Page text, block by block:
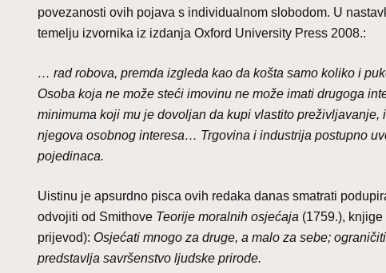
povezanosti ovih pojava s individualnom slobodom. U
temelju izvornika iz izdanja Oxford University Press 2008.:
… rad robova, premda izgleda kao da košta samo koliko i
Osoba koja ne može steći imovinu ne može imati drugoga
minimuma koji mu je dovoljan da kupi vlastito
njegova osobnog interesa… Trgovina i industrija postupno
pojedinaca.
Uistinu je apsurdno pisca ovih redaka danas smatrati
odvojiti od Smithove Teorije moralnih osjećaja (1759.),
prijevod): Osjećati mnogo za druge, a malo za sebe;
predstavlja savršenstvo ljudske prirode.